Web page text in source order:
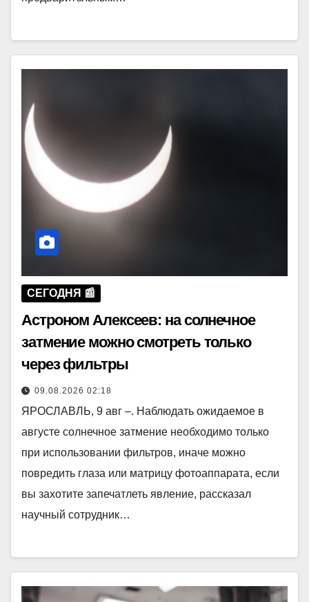
СЕГОДНЯ 📰
Астроном Алексеев: на солнечное
затмение можно смотреть только
через фильтры
09.08.2026 02:18
ЯРОСЛАВЛЬ, 9 авг –. Наблюдать ожидаемое в
августе солнечное затмение необходимо только
при использовании фильтров, иначе можно
повредить глаза или матрицу фотоаппарата, если
вы захотите запечатлеть явление, рассказал
научный сотрудник…